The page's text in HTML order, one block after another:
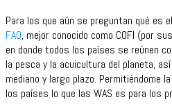
Para los que aún se preguntan qué es el
FAO, mejor conocido como COFI (por
en donde todos los países se reúnen
la pesca y la acuicultura del planeta,
mediano y largo plazo. Permitiéndome
los países lo que las WAS es para los